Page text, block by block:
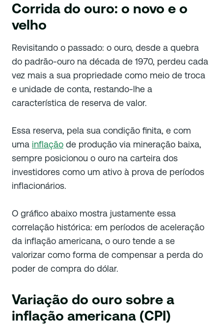
Corrida do ouro: o novo e o
velho
Revisitando o passado: o ouro, desde a quebra
do padrão-ouro na década de 1970, perdeu cada
vez mais a sua propriedade como meio de troca
e unidade de conta, restando-lhe a
característica de reserva de valor.
Essa reserva, pela sua condição finita, e com
uma inflação de produção via mineração baixa,
sempre posicionou o ouro na carteira dos
investidores como um ativo à prova de períodos
inflacionários.
O gráfico abaixo mostra justamente essa
correlação histórica: em períodos de aceleração
da inflação americana, o ouro tende a se
valorizar como forma de compensar a perda do
poder de compra do dólar.
Variação do ouro sobre a
inflação americana (CPI)